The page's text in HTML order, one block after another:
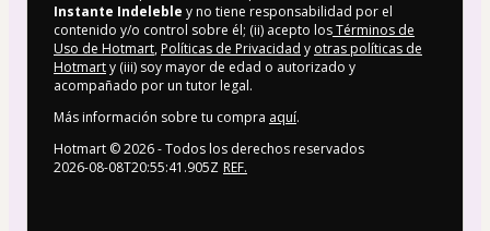
Instante Indeleble y no tiene responsabilidad por el
contenido y/o control sobre él; (ii) acepto losTérminos de
Uso de Hotmart, Políticas de Privacidad y otras políticas de
Hotmarty (iii) soy mayor de edad o autorizado y
acompañado por un tutor legal.
Más información sobre tu compra aquí.
Hotmart ©2026- Todos los derechos reservados
2026-08-08T20:55:41.905Z REF.